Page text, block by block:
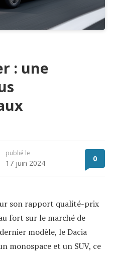
: une
publié le
17 juin 2024 0
son rapport qualité-prix
fort sur le marché de
modèle, le Dacia
monospace et un SUV, ce